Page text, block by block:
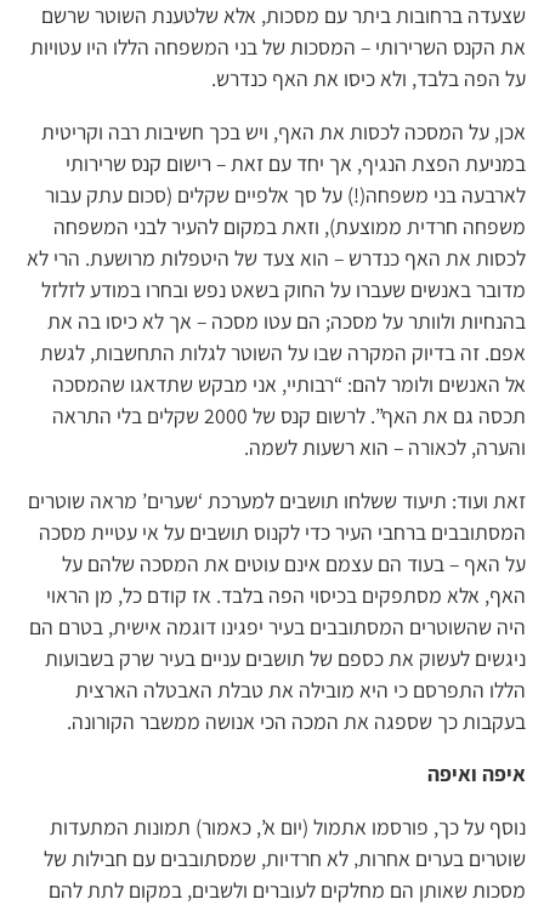
שצעדה ברחובות ביתר עם מסכות, אלא שלטענת השוטר שרשם
את הקנס השרירותי – המסכות של בני המשפחה הללו היו עטויות
על הפה בלבד, ולא כיסו את האף כנדרש.
אכן, על המסכה לכסות את האף, ויש בכך חשיבות רבה וקריטית
במניעת הפצת הנגיף, אך יחד עם זאת – רישום קנס שרירותי
לארבעה בני משפחה(!) על סך אלפיים שקלים (סכום עתק עבור
משפחה חרדית ממוצעת), וזאת במקום להעיר לבני המשפחה
לכסות את האף כנדרש – הוא צעד של היטפלות מרושעת. הרי לא
מדובר באנשים שעברו על החוק בשאט נפש ובחרו במודע לזלזל
בהנחיות ולוותר על מסכה; הם עטו מסכה – אך לא כיסו בה את
אפם. זה בדיוק המקרה שבו על השוטר לגלות התחשבות, לגשת
אל האנשים ולומר להם: “רבותיי, אני מבקש שתדאגו שהמסכה
תכסה גם את האף”. לרשום קנס של 2000 שקלים בלי התראה
והערה, לכאורה – הוא רשעות לשמה.
זאת ועוד: תיעוד ששלחו תושבים למערכת ‘שערים’ מראה שוטרים
המסתובבים ברחבי העיר כדי לקנוס תושבים על אי עטיית מסכה
על האף – בעוד הם עצמם אינם עוטים את המסכה שלהם על
האף, אלא מסתפקים בכיסוי הפה בלבד. אז קודם כל, מן הראוי
היה שהשוטרים המסתובבים בעיר יפגינו דוגמה אישית, בטרם הם
ניגשים לעשוק את כספם של תושבים עניים בעיר שרק בשבועות
הללו התפרסם כי היא מובילה את טבלת האבטלה הארצית
בעקבות כך שספגה את המכה הכי אנושה ממשבר הקורונה.
איפה ואיפה
נוסף על כך, פורסמו אתמול (יום א’, כאמור) תמונות המתעדות
שוטרים בערים אחרות‚ לא חרדיות, שמסתובבים עם חבילות של
מסכות שאותן הם מחלקים לעוברים ולשבים, במקום לתת להם